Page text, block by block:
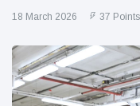
18 March 2026 37